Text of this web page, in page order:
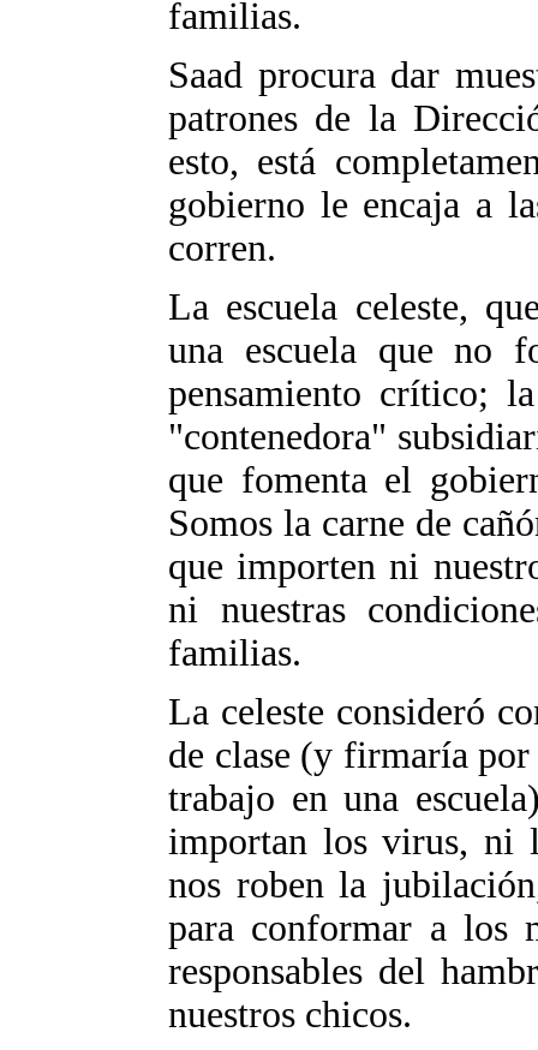
familias.
Saad procura dar
patrones de la
esto, está
gobierno le encaja a
corren.
La escuela celeste,
una escuela que no
pensamiento crítico;
"contenedora"
que fomenta el
Somos la carne de
que importen ni
ni nuestras
familias.
La celeste consideró
de clase (y firmaría
trabajo en una
importan los virus, ni
nos roben la
para conformar a los
responsables del
nuestros chicos.